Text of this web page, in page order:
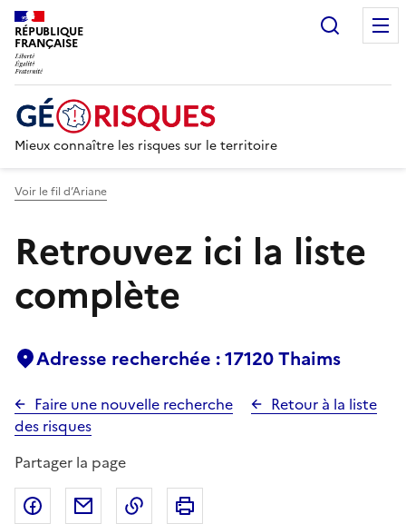
RÉPUBLIQUE
FRANÇAISE
Mieux connaître les risques sur le territoire
Voir le fil d’Ariane
Retrouvez ici la liste
complète
Adresse recherchée : 17120 Thaims
Faire une nouvelle recherche
Retour à la liste
des risques
Partager la page
Partager sur Facebook
Partager par emailCopier dans le presse-papier